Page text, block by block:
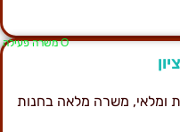
Ο משרה פעילה
ומלאי, משרה מלאה בחנות